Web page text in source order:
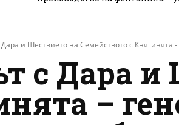
и Шествието на Семейството с Княгинята
с Дара и
–